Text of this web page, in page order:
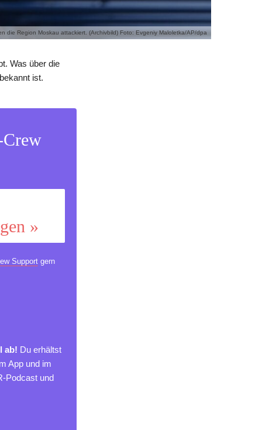
die Region Moskau attackiert. (Archivbild) Foto: Evgeniy Maloletka/AP/dpa
Was über die
ist.
»
Supportgern
ab! Du erhältst
App und im
Podcast und